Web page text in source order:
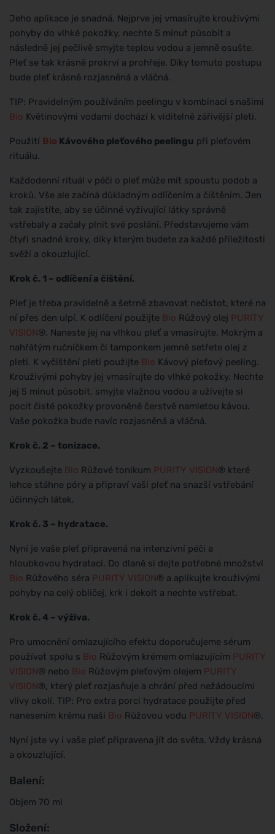
Jeho aplikace je snadná. Nejprve jej vmasírujte krouživými
pohyby do vlhké pokožky, nechte 5 minut působit a
následně jej pečlivě smyjte teplou vodou a jemně osušte.
Pleť se tak krásně prokrví a prohřeje. Díky tomuto postupu
bude pleť krásně rozjasněná a vláčná.
TIP: Pravidelným používáním peelingu v kombinaci s našimi
Bio Květinovými vodami dochází k viditelně zářivější pleti.
Použití Bio Kávového pleťového peelingu při pleťovém
rituálu.
Každodenní rituál v péči o pleť může mít spoustu podob a
kroků. Vše ale začíná důkladným odlíčením a čištěním. Jen
tak zajistíte, aby se účinné vyživující látky správně
vstřebaly a začaly plnit své poslání. Představujeme vám
čtyři snadné kroky, díky kterým budete za každé příležitosti
svěží a okouzlující.
Krok č. 1 – odlíčení a čištění.
Pleť je třeba pravidelně a šetrně zbavovat nečistot, které na
ní přes den ulpí. K odlíčení použijte Bio Růžový olej PURITY
VISION®. Naneste jej na vlhkou pleť a vmasírujte. Mokrým a
nahřátým ručníčkem či tamponkem jemně setřete olej z
pleti. K vyčištění pleti použijte Bio Kávový pleťový peeling.
Krouživými pohyby jej vmasírujte do vlhké pokožky. Nechte
jej 5 minut působit, smyjte vlažnou vodou a užívejte si
pocit čisté pokožky provoněné čerstvě namletou kávou.
Vaše pokožka bude navíc rozjasněná a vláčná.
Krok č. 2 – tonizace.
Vyzkoušejte Bio Růžové tonikum PURITY VISION® které
lehce stáhne póry a připraví vaši pleť na snazší vstřebání
účinných látek.
Krok č. 3 – hydratace.
Nyní je vaše pleť připravená na intenzivní péči a
hloubkovou hydrataci. Do dlaně si dejte potřebné množství
Bio Růžového séra PURITY VISION® a aplikujte krouživými
pohyby na celý obličej, krk i dekolt a nechte vstřebat.
Krok č. 4 – výživa.
Pro umocnění omlazujícího efektu doporučujeme sérum
používat spolu s Bio Růžovým krémem omlazujícím PURITY
VISION® nebo Bio Růžovým pleťovým olejem PURITY
VISION®, který pleť rozjasňuje a chrání před nežádoucími
vlivy okolí. TIP: Pro extra porci hydratace použijte před
nanesením krému naši Bio Růžovou vodu PURITY VISION®.
Nyní jste vy i vaše pleť připravena jít do světa. Vždy krásná
a okouzlující.
Balení:
Objem 70 ml
Složení: